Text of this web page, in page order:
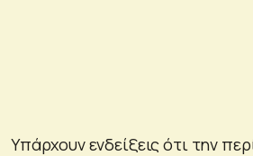
Υπάρχουν ενδείξεις ότι την